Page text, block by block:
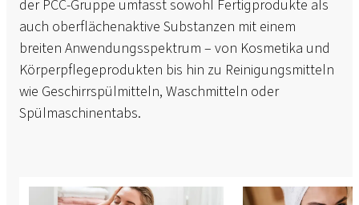
der PCC-Gruppe umfasst sowohl Fertigprodukte als
auch oberflächenaktive Substanzen mit einem
breiten Anwendungsspektrum – von Kosmetika und
Körperpflegeprodukten bis hin zu Reinigungsmitteln
wie Geschirrspülmitteln, Waschmitteln oder
Spülmaschinentabs.